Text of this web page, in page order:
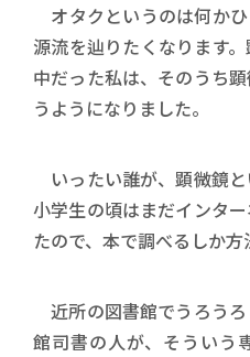
オタクというのは何か
源流を辿りたくなります
中だった私は、そのうち
うようになりました。
いったい誰が、顕微鏡と
小学生の頃はまだインタ
たので、本で調べるしか方
近所の図書館でうろう
館司書の人が、そういう